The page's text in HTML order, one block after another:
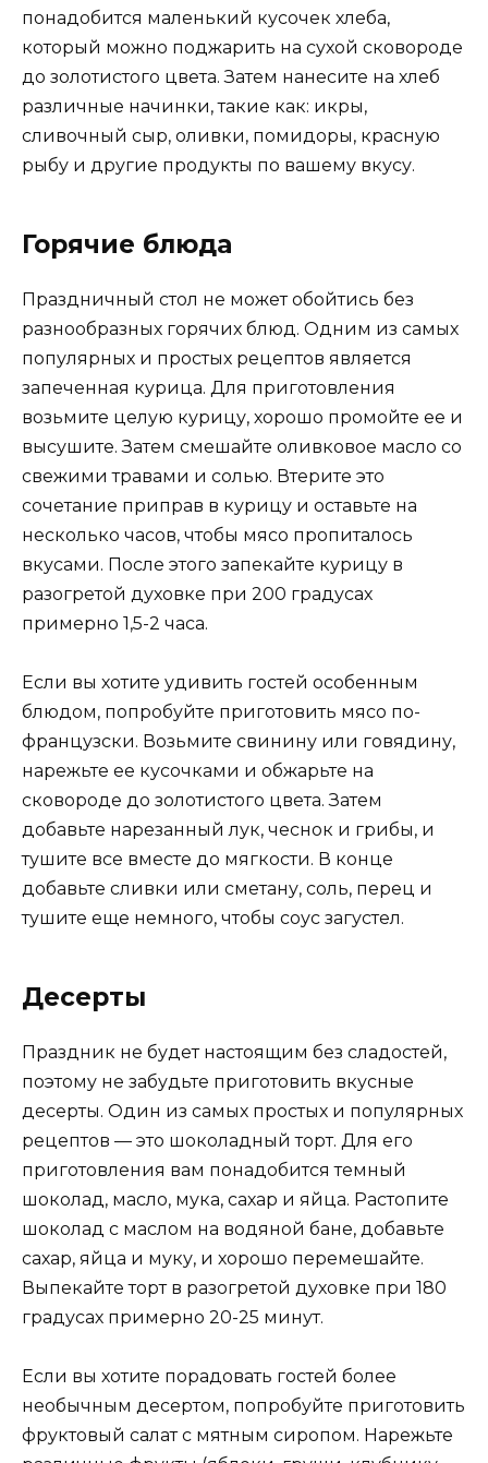
понадобится маленький кусочек хлеба,
который можно поджарить на сухой сковороде
до золотистого цвета. Затем нанесите на хлеб
различные начинки, такие как: икры,
сливочный сыр, оливки, помидоры, красную
рыбу и другие продукты по вашему вкусу.
Горячие блюда
Праздничный стол не может обойтись без
разнообразных горячих блюд. Одним из самых
популярных и простых рецептов является
запеченная курица. Для приготовления
возьмите целую курицу, хорошо промойте ее и
высушите. Затем смешайте оливковое масло со
свежими травами и солью. Втерите это
сочетание приправ в курицу и оставьте на
несколько часов, чтобы мясо пропиталось
вкусами. После этого запекайте курицу в
разогретой духовке при 200 градусах
примерно 1,5-2 часа.
Если вы хотите удивить гостей особенным
блюдом, попробуйте приготовить мясо по-
французски. Возьмите свинину или говядину,
нарежьте ее кусочками и обжарьте на
сковороде до золотистого цвета. Затем
добавьте нарезанный лук, чеснок и грибы, и
тушите все вместе до мягкости. В конце
добавьте сливки или сметану, соль, перец и
тушите еще немного, чтобы соус загустел.
Десерты
Праздник не будет настоящим без сладостей,
поэтому не забудьте приготовить вкусные
десерты. Один из самых простых и популярных
рецептов — это шоколадный торт. Для его
приготовления вам понадобится темный
шоколад, масло, мука, сахар и яйца. Растопите
шоколад с маслом на водяной бане, добавьте
сахар, яйца и муку, и хорошо перемешайте.
Выпекайте торт в разогретой духовке при 180
градусах примерно 20-25 минут.
Если вы хотите порадовать гостей более
необычным десертом, попробуйте приготовить
фруктовый салат с мятным сиропом. Нарежьте